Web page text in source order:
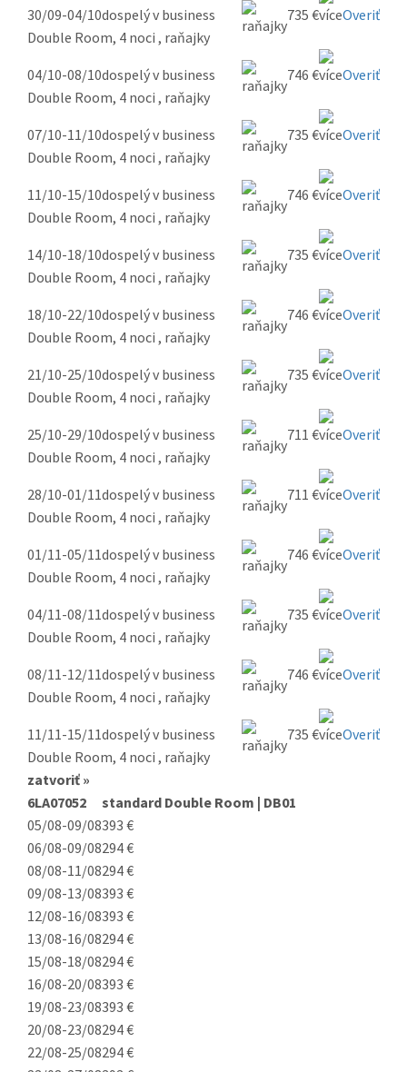
30/09-04/10dospelý v business
Double Room, 4 noci , raňajky
735 € Overiť
04/10-08/10dospelý v business
Double Room, 4 noci , raňajky
746 € Overiť
07/10-11/10dospelý v business
Double Room, 4 noci , raňajky
735 € Overiť
11/10-15/10dospelý v business
Double Room, 4 noci , raňajky
746 € Overiť
14/10-18/10dospelý v business
Double Room, 4 noci , raňajky
735 € Overiť
18/10-22/10dospelý v business
Double Room, 4 noci , raňajky
746 € Overiť
21/10-25/10dospelý v business
Double Room, 4 noci , raňajky
735 € Overiť
25/10-29/10dospelý v business
Double Room, 4 noci , raňajky
711 € Overiť
28/10-01/11dospelý v business
Double Room, 4 noci , raňajky
711 € Overiť
01/11-05/11dospelý v business
Double Room, 4 noci , raňajky
746 € Overiť
04/11-08/11dospelý v business
Double Room, 4 noci , raňajky
735 € Overiť
08/11-12/11dospelý v business
Double Room, 4 noci , raňajky
746 € Overiť
11/11-15/11dospelý v business
Double Room, 4 noci , raňajky
735 € Overiť
zatvoriť »
6LA07052
standard Double Room | DB01
05/08-09/08393 €
06/08-09/08294 €
08/08-11/08294 €
09/08-13/08393 €
12/08-16/08393 €
13/08-16/08294 €
15/08-18/08294 €
16/08-20/08393 €
19/08-23/08393 €
20/08-23/08294 €
22/08-25/08294 €